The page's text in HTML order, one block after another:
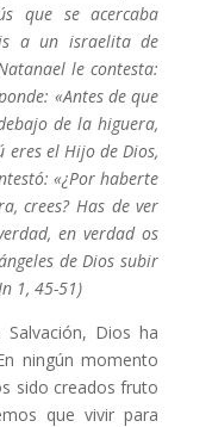
que se acercaba
a un israelita de
le contesta:
«Antes de que
de la higuera,
eres el Hijo de Dios,
«¿Por haberte
crees? Has de ver
en verdad os
de Dios subir
1, 45-51)
Dios ha
ningún momento
sido creados fruto
que vivir para